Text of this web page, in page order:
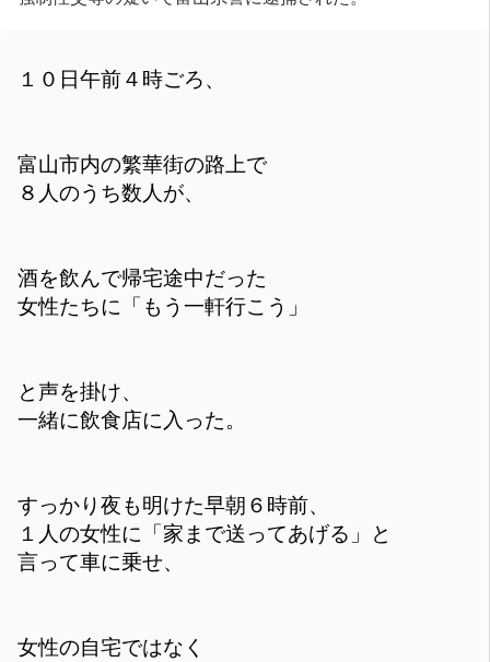
１０日午前４時ごろ、
富山市内の繁華街の路上で
８人のうち数人が、
酒を飲んで帰宅途中だった
女性たちに「もう一軒行こう」
と声を掛け、
一緒に飲食店に入った。
すっかり夜も明けた早朝６時前、
１人の女性に「家まで送ってあげる」と
言って車に乗せ、
女性の自宅ではなく